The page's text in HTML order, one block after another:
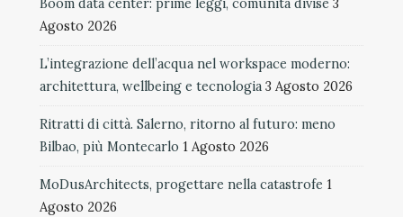
Boom data center: prime leggi, comunità divise 3
Agosto 2026
L’integrazione dell’acqua nel workspace moderno:
architettura, wellbeing e tecnologia 3 Agosto 2026
Ritratti di città. Salerno, ritorno al futuro: meno
Bilbao, più Montecarlo 1 Agosto 2026
MoDusArchitects, progettare nella catastrofe 1
Agosto 2026